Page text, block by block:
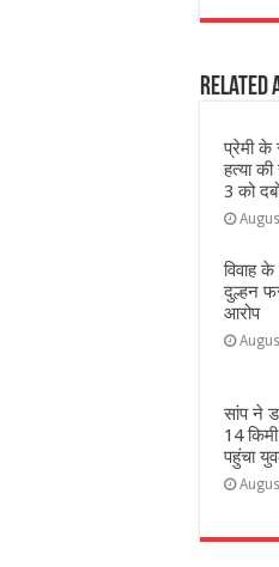
Related
प्रेमी के
हत्या
3 को
विवाह
दुल्हन
आरोप
सांप ने
14
पहुंचा